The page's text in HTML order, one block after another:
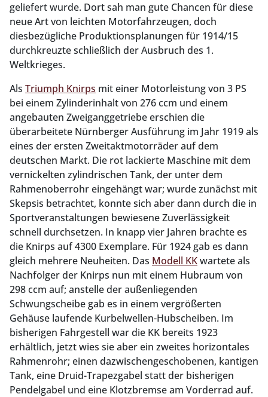
geliefert wurde. Dort sah man gute Chancen für diese
neue Art von leichten Motorfahrzeugen, doch
diesbezügliche Produktionsplanungen für 1914/15
durchkreuzte schließlich der Ausbruch des 1.
Weltkrieges.
Als Triumph Knirps mit einer Motorleistung von 3 PS
bei einem Zylinderinhalt von 276 ccm und einem
angebauten Zweiganggetriebe erschien die
überarbeitete Nürnberger Ausführung im Jahr 1919 als
eines der ersten Zweitaktmotorräder auf dem
deutschen Markt. Die rot lackierte Maschine mit dem
vernickelten zylindrischen Tank, der unter dem
Rahmenoberrohr eingehängt war; wurde zunächst mit
Skepsis betrachtet, konnte sich aber dann durch die in
Sportveranstaltungen bewiesene Zuverlässigkeit
schnell durchsetzen. In knapp vier Jahren brachte es
die Knirps auf 4300 Exemplare. Für 1924 gab es dann
gleich mehrere Neuheiten. Das Modell KKwartete als
Nachfolger der Knirps nun mit einem Hubraum von
298 ccm auf; anstelle der außenliegenden
Schwungscheibe gab es in einem vergrößerten
Gehäuse laufende Kurbelwellen-Hubscheiben. Im
bisherigen Fahrgestell war die KK bereits 1923
erhältlich, jetzt wies sie aber ein zweites horizontales
Rahmenrohr; einen dazwischengeschobenen, kantigen
Tank, eine Druid-Trapezgabel statt der bisherigen
Pendelgabel und eine Klotzbremse am Vorderrad auf.